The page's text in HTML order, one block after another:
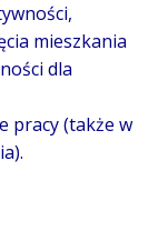
mieszkania
dla
pracy (także w